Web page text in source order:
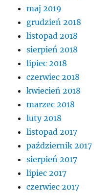
maj 2019
grudzień 2018
listopad 2018
sierpień 2018
lipiec 2018
czerwiec 2018
kwiecień 2018
marzec 2018
luty 2018
listopad 2017
październik 2017
sierpień 2017
lipiec 2017
czerwiec 2017